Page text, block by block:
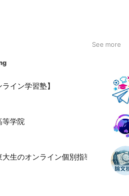
See more
イン学習塾】
等学院
生のオンライン個別指導